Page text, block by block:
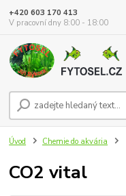
+420 603 170 413
V pracovní dny 8:00 - 18:00
Úvod Chemie do akvária
CO2 vital